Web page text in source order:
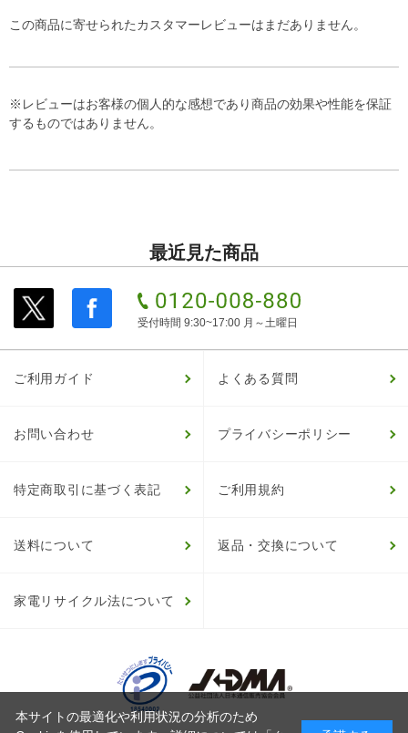
この商品に寄せられたカスタマーレビューはまだありません。
※レビューはお客様の個人的な感想であり商品の効果や性能を保証
するものではありません。
最近見た商品
受付時間 9:30~17:00 月～土曜日
ご利用ガイド よくある質問
お問い合わせ プライバシーポリシー
特定商取引に基づく表記 ご利用規約
送料について 返品・交換について
家電リサイクル法について
本サイトの最適化や利用状況の分析のため